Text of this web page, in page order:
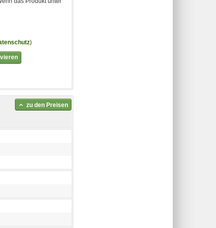
)
zu den Preisen